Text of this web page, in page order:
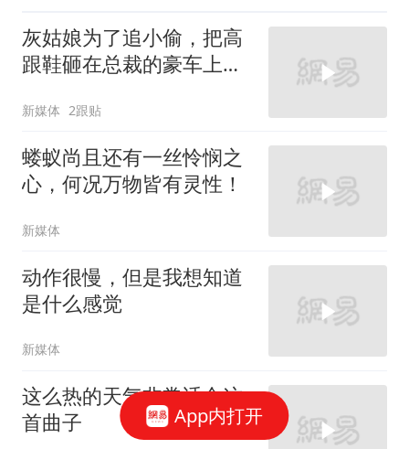
灰姑娘为了追小偷，把高
跟鞋砸在总裁的豪车上，
新媒体 2跟贴
蝼蚁尚且还有一丝怜悯之
心，何况万物皆有灵性！
新媒体
动作很慢，但是我想知道
是什么感觉
新媒体
这么热的天气非常适合这
首曲子
App内打开